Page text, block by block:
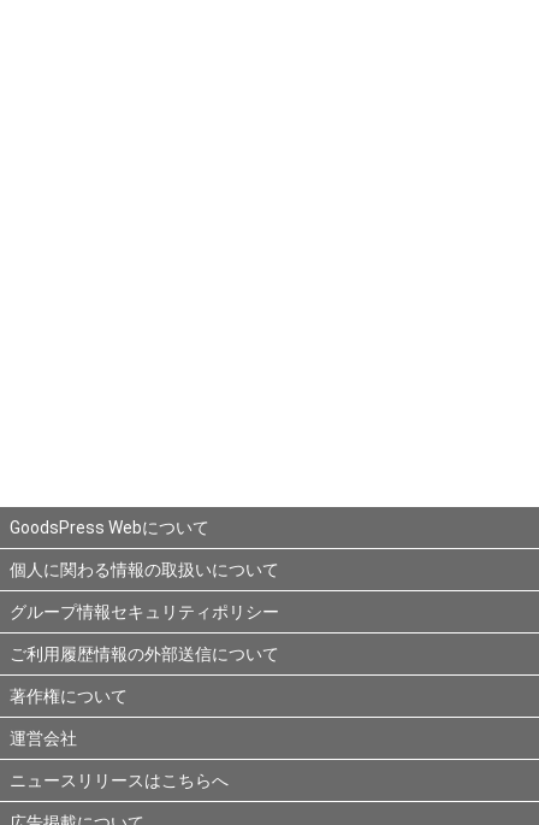
GoodsPress Webについて
個人に関わる情報の取扱いについて
グループ情報セキュリティポリシー
ご利用履歴情報の外部送信について
著作権について
運営会社
ニュースリリースはこちらへ